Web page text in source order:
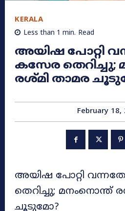
KERALA
Less than 1 min. Read
അയിഷ പോറ്റി
കസേര തെറിച്ചു;
രശ്മി താമര
February 18,
അയിഷ പോറ്റി
തെറിച്ചു; മനംനൊന്ത്
ചൂടുമോ?